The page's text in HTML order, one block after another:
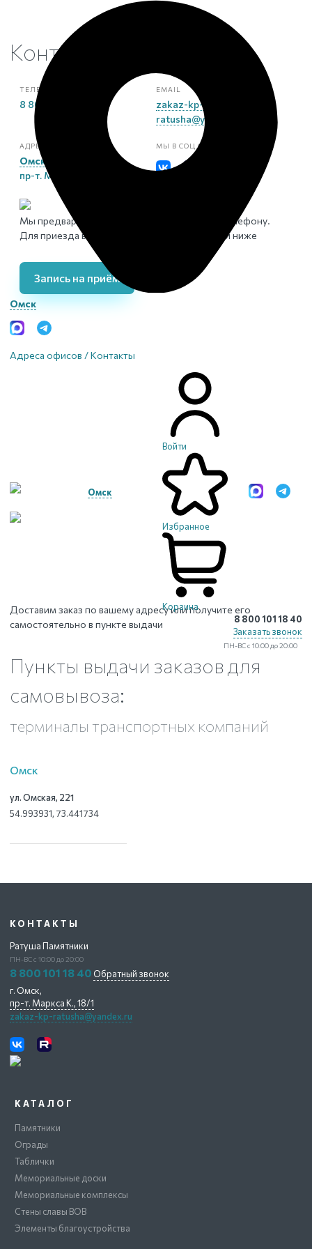
Омск
Адреса офисов / Контакты
Омск
Войти
Избранное
Корзина
8 800 101 18 40
Заказать звонок
ПН-ВС с 10:00 до 20:00
Контакты
ТЕЛЕФОН
8 800 101 18 40
EMAIL
zakaz-kp-
ratusha@yandex.ru
АДРЕС ОФИСА
Омск
пр-т. Маркса К., 18/1
МЫ В СОЦ.СЕТЯХ
Мы предварительно консультируем Вас по телефону.
Для приезда в офис заполните форму записи ниже
Запись на приём
Доставим заказ по вашему адресу или получите его
самостоятельно в пункте выдачи
Пункты выдачи заказов для
самовывоза:
терминалы транспортных компаний
Омск
ул. Омская, 221
54.993931, 73.441734
КАТАЛОГ
Памятники
Ограды
Таблички
Мемориальные доски
Мемориальные комплексы
Стены славы ВОВ
Элементы благоустройства
КОНТАКТЫ
Ратуша Памятники
ПН-ВС с 10:00 до 20:00
8 800 101 18 40 Обратный звонок
г. Омск,
пр-т. Маркса К., 18/1
zakaz-kp-ratusha@yandex.ru